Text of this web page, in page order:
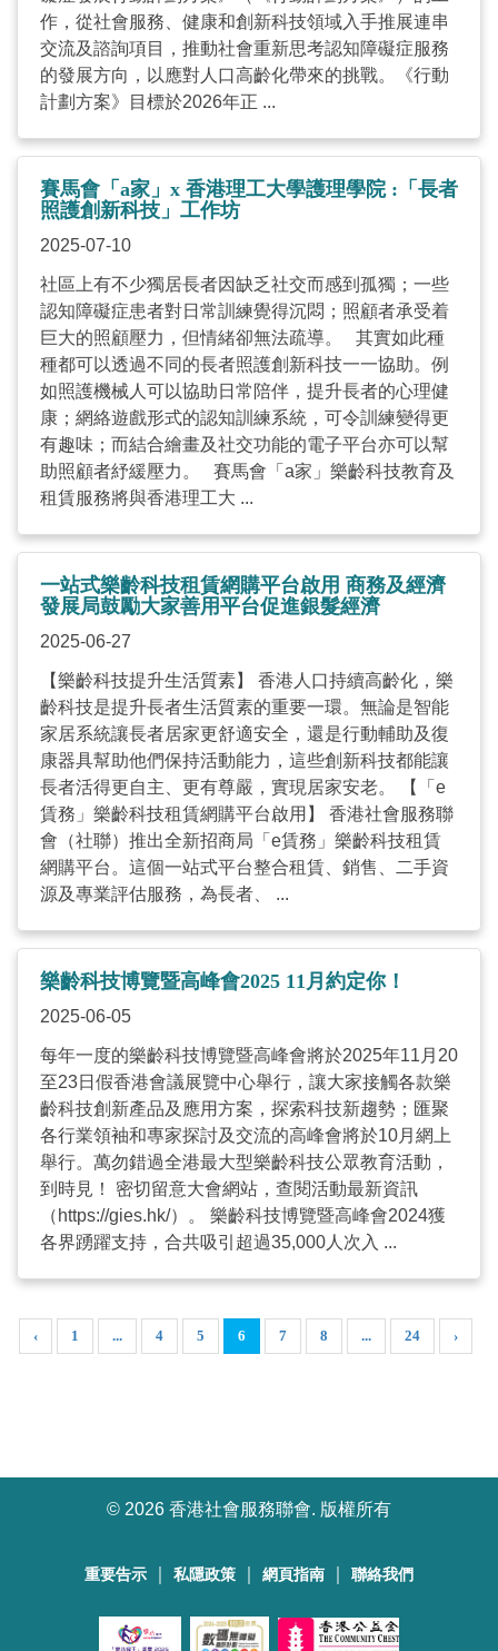
作，從社會服務、健康和創新科技領域入手推展連串
交流及諮詢項目，推動社會重新思考認知障礙症服務
的發展方向，以應對人口高齡化帶來的挑戰。《行動
計劃方案》目標於2026年正 ...
賽馬會「a家」x 香港理工大學護理學院 :「長者
照護創新科技」工作坊
2025-07-10
社區上有不少獨居長者因缺乏社交而感到孤獨；一些
認知障礙症患者對日常訓練覺得沉悶；照顧者承受着
巨大的照顧壓力，但情緒卻無法疏導。 其實如此種
種都可以透過不同的長者照護創新科技一一協助。例
如照護機械人可以協助日常陪伴，提升長者的心理健
康；網絡遊戲形式的認知訓練系統，可令訓練變得更
有趣味；而結合繪畫及社交功能的電子平台亦可以幫
助照顧者紓緩壓力。 賽馬會「a家」樂齡科技教育及
租賃服務將與香港理工大 ...
一站式樂齡科技租賃網購平台啟用 商務及經濟
發展局鼓勵大家善用平台促進銀髮經濟
2025-06-27
【樂齡科技提升生活質素】 香港人口持續高齡化，樂
齡科技是提升長者生活質素的重要一環。無論是智能
家居系統讓長者居家更舒適安全，還是行動輔助及復
康器具幫助他們保持活動能力，這些創新科技都能讓
長者活得更自主、更有尊嚴，實現居家安老。 【「e
賃務」樂齡科技租賃網購平台啟用】 香港社會服務聯
會（社聯）推出全新招商局「e賃務」樂齡科技租賃
網購平台。這個一站式平台整合租賃、銷售、二手資
源及專業評估服務，為長者、 ...
樂齡科技博覽暨高峰會2025 11月約定你！
2025-06-05
每年一度的樂齡科技博覽暨高峰會將於2025年11月20
至23日假香港會議展覽中心舉行，讓大家接觸各款樂
齡科技創新產品及應用方案，探索科技新趨勢；匯聚
各行業領袖和專家探討及交流的高峰會將於10月網上
舉行。萬勿錯過全港最大型樂齡科技公眾教育活動，
到時見！ 密切留意大會網站，查閱活動最新資訊
（https://gies.hk/）。 樂齡科技博覽暨高峰會2024獲
各界踴躍支持，合共吸引超過35,000人次入 ...
‹ 1 ... 4 5 6 7 8 ... 24 ›
© 2026 香港社會服務聯會. 版權所有
重要告示 私隱政策 網頁指南 聯絡我們